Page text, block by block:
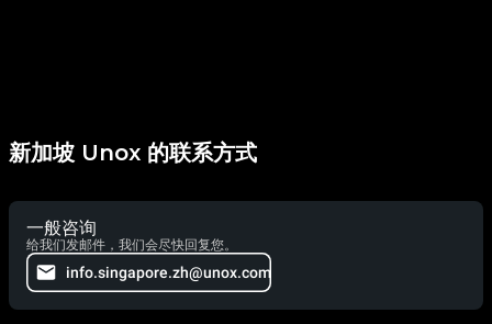
新加坡 Unox 的联系方式
一般咨询
给我们发邮件，我们会尽快回复您。
info.singapore.zh@unox.com